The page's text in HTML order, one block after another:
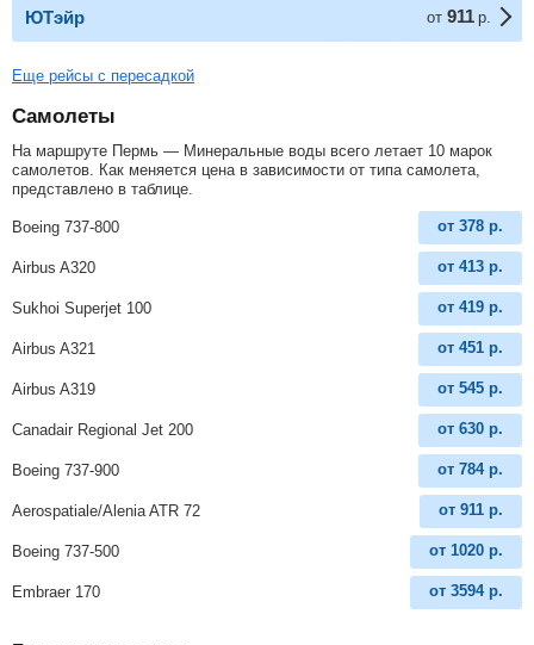
ЮТэйр от 911 р.
Еще рейсы с пересадкой
Самолеты
На маршруте Пермь — Минеральные воды всего летает 10 марок
самолетов. Как меняется цена в зависимости от типа самолета,
представлено в таблице.
Boeing 737-800 от 378 р.
Airbus A320 от 413 р.
Sukhoi Superjet 100 от 419 р.
Airbus A321 от 451 р.
Airbus A319 от 545 р.
Canadair Regional Jet 200 от 630 р.
Boeing 737-900 от 784 р.
Aerospatiale/Alenia ATR 72 от 911 р.
Boeing 737-500 от 1020 р.
Embraer 170 от 3594 р.